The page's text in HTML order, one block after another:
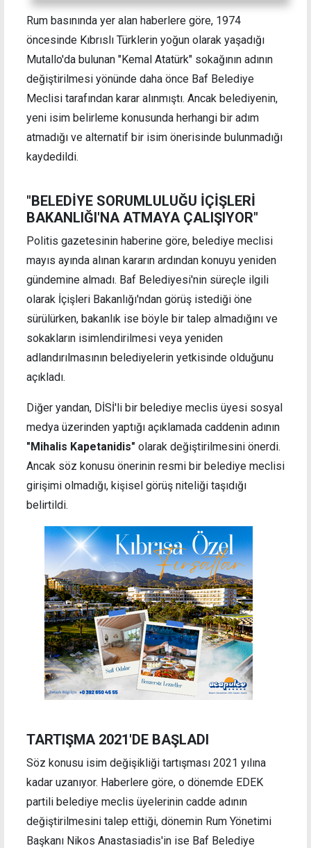
Rum basınında yer alan haberlere göre, 1974
öncesinde Kıbrıslı Türklerin yoğun olarak yaşadığı
Mutallo'da bulunan "Kemal Atatürk" sokağının adının
değiştirilmesi yönünde daha önce Baf Belediye
Meclisi tarafından karar alınmıştı. Ancak belediyenin,
yeni isim belirleme konusunda herhangi bir adım
atmadığı ve alternatif bir isim önerisinde bulunmadığı
kaydedildi.
"BELEDİYE SORUMLULUĞU İÇİŞLERİ
BAKANLIĞI'NA ATMAYA ÇALIŞIYOR"
Politis gazetesinin haberine göre, belediye meclisi
mayıs ayında alınan kararın ardından konuyu yeniden
gündemine almadı. Baf Belediyesi'nin süreçle ilgili
olarak İçişleri Bakanlığı'ndan görüş istediği öne
sürülürken, bakanlık ise böyle bir talep almadığını ve
sokakların isimlendirilmesi veya yeniden
adlandırılmasının belediyelerin yetkisinde olduğunu
açıkladı.
Diğer yandan, DİSİ'li bir belediye meclis üyesi sosyal
medya üzerinden yaptığı açıklamada caddenin adının
"Mihalis Kapetanidis" olarak değiştirilmesini önerdi.
Ancak söz konusu önerinin resmi bir belediye meclisi
girişimi olmadığı, kişisel görüş niteliği taşıdığı
belirtildi.
TARTIŞMA 2021'DE BAŞLADI
Söz konusu isim değişikliği tartışması 2021 yılına
kadar uzanıyor. Haberlere göre, o dönemde EDEK
partili belediye meclis üyelerinin cadde adının
değiştirilmesini talep ettiği, dönemin Rum Yönetimi
Başkanı Nikos Anastasiadis'in ise Baf Belediye